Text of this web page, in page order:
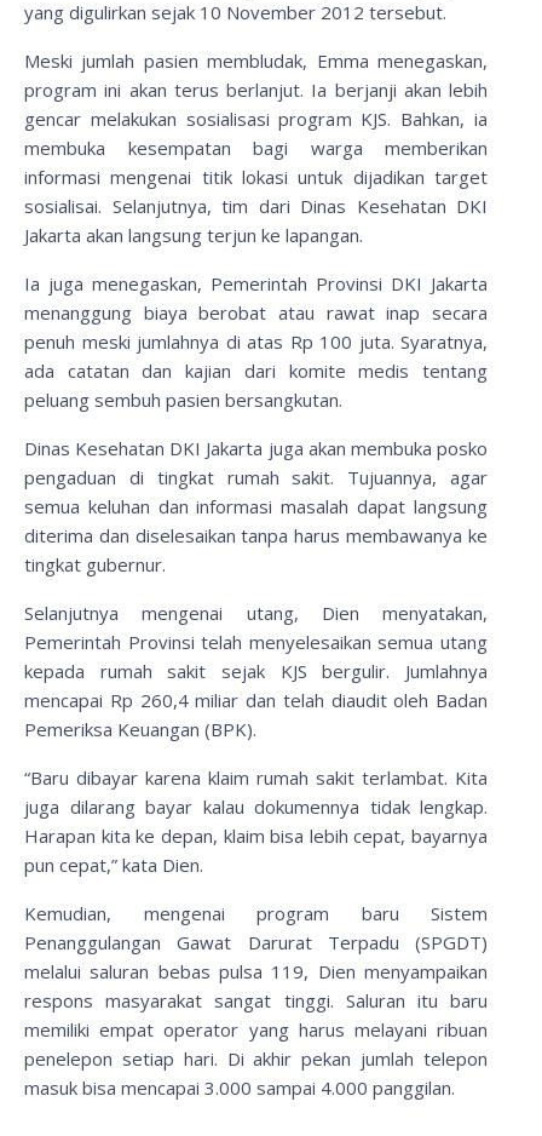
yang digulirkan sejak 10 November 2012 tersebut.
Meski jumlah pasien membludak, Emma menegaskan,
program ini akan terus berlanjut. Ia berjanji akan lebih
gencar melakukan sosialisasi program KJS. Bahkan, ia
membuka kesempatan bagi warga memberikan
informasi mengenai titik lokasi untuk dijadikan target
sosialisai. Selanjutnya, tim dari Dinas Kesehatan DKI
Jakarta akan langsung terjun ke lapangan.
Ia juga menegaskan, Pemerintah Provinsi DKI Jakarta
menanggung biaya berobat atau rawat inap secara
penuh meski jumlahnya di atas Rp 100 juta. Syaratnya,
ada catatan dan kajian dari komite medis tentang
peluang sembuh pasien bersangkutan.
Dinas Kesehatan DKI Jakarta juga akan membuka posko
pengaduan di tingkat rumah sakit. Tujuannya, agar
semua keluhan dan informasi masalah dapat langsung
diterima dan diselesaikan tanpa harus membawanya ke
tingkat gubernur.
Selanjutnya mengenai utang, Dien menyatakan,
Pemerintah Provinsi telah menyelesaikan semua utang
kepada rumah sakit sejak KJS bergulir. Jumlahnya
mencapai Rp 260,4 miliar dan telah diaudit oleh Badan
Pemeriksa Keuangan (BPK).
“Baru dibayar karena klaim rumah sakit terlambat. Kita
juga dilarang bayar kalau dokumennya tidak lengkap.
Harapan kita ke depan, klaim bisa lebih cepat, bayarnya
pun cepat,” kata Dien.
Kemudian, mengenai program baru Sistem
Penanggulangan Gawat Darurat Terpadu (SPGDT)
melalui saluran bebas pulsa 119, Dien menyampaikan
respons masyarakat sangat tinggi. Saluran itu baru
memiliki empat operator yang harus melayani ribuan
penelepon setiap hari. Di akhir pekan jumlah telepon
masuk bisa mencapai 3.000 sampai 4.000 panggilan.